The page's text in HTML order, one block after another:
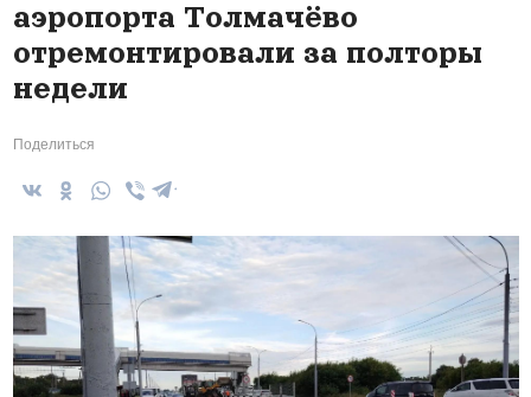
аэропорта Толмачёво
отремонтировали за полторы
недели
Поделиться